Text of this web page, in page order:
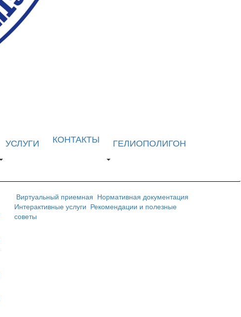
УСЛУГИ КОНТАКТЫ ГЕЛИОПОЛИГОН
Виртуальный приемная Нормативная документация
Интерактивные услуги Рекомендации и полезные
советы